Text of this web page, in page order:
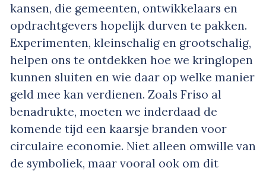
kansen, die gemeenten, ontwikkelaars en
opdrachtgevers hopelijk durven te pakken.
Experimenten, kleinschalig en grootschalig,
helpen ons te ontdekken hoe we kringlopen
kunnen sluiten en wie daar op welke manier
geld mee kan verdienen. Zoals Friso al
benadrukte, moeten we inderdaad de
komende tijd een kaarsje branden voor
circulaire economie. Niet alleen omwille van
de symboliek, maar vooral ook om dit